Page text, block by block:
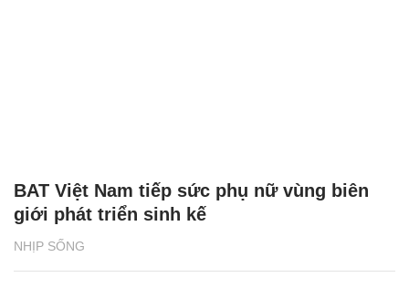
NHỊP SỐNG
BAT Việt Nam tiếp sức phụ nữ vùng biên
giới phát triển sinh kế